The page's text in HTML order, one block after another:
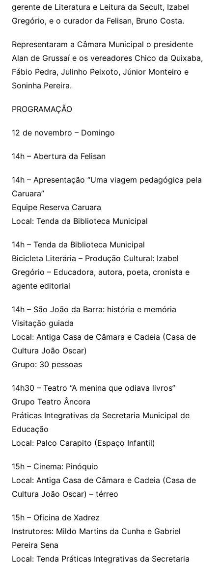
gerente de Literatura e Leitura da Secult, Izabel
Gregório, e o curador da Felisan, Bruno Costa.
Representaram a Câmara Municipal o presidente
Alan de Grussaí e os vereadores Chico da Quixaba,
Fábio Pedra, Julinho Peixoto, Júnior Monteiro e
Soninha Pereira.
PROGRAMAÇÃO
12 de novembro – Domingo
14h – Abertura da Felisan
14h – Apresentação “Uma viagem pedagógica pela
Caruara”
Equipe Reserva Caruara
Local: Tenda da Biblioteca Municipal
14h – Tenda da Biblioteca Municipal
Bicicleta Literária – Produção Cultural: Izabel
Gregório – Educadora, autora, poeta, cronista e
agente editorial
14h – São João da Barra: história e memória
Visitação guiada
Local: Antiga Casa de Câmara e Cadeia (Casa de
Cultura João Oscar)
Grupo: 30 pessoas
14h30 – Teatro “A menina que odiava livros”
Grupo Teatro Âncora
Práticas Integrativas da Secretaria Municipal de
Educação
Local: Palco Carapito (Espaço Infantil)
15h – Cinema: Pinóquio
Local: Antiga Casa de Câmara e Cadeia (Casa de
Cultura João Oscar) – térreo
15h – Oficina de Xadrez
Instrutores: Mildo Martins da Cunha e Gabriel
Pereira Sena
Local: Tenda Práticas Integrativas da Secretaria